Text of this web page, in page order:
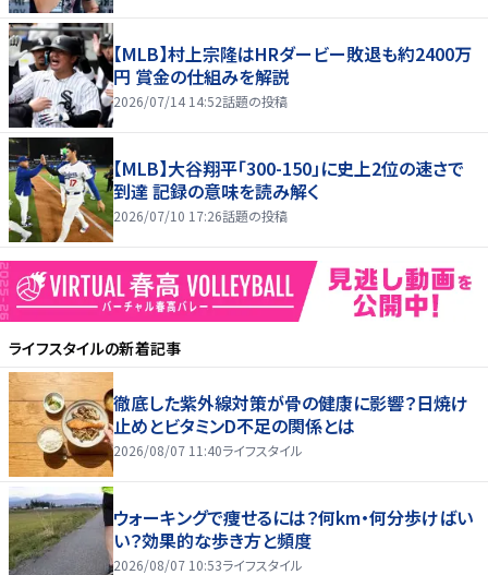
【MLB】村上宗隆はHRダービー敗退も約2400万
円 賞金の仕組みを解説
2026/07/14 14:52話題の投稿
【MLB】大谷翔平「300-150」に史上2位の速さで
到達 記録の意味を読み解く
2026/07/10 17:26話題の投稿
ライフスタイルの新着記事
徹底した紫外線対策が骨の健康に影響？日焼け
止めとビタミンD不足の関係とは
2026/08/07 11:40ライフスタイル
ウォーキングで痩せるには？何km・何分歩けばい
い？効果的な歩き方と頻度
2026/08/07 10:53ライフスタイル